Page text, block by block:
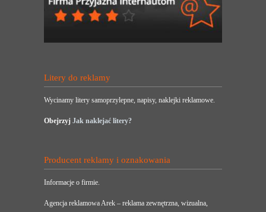
Litery do reklamy
Wycinamy litery samoprzylepne, napisy, naklejki reklamowe.
Obejrzyj Jak naklejać litery?
Producent reklamy i oznakowania
Informacje o firmie.
Agencja reklamowa Arek – reklama zewnętrzna, wizualna,